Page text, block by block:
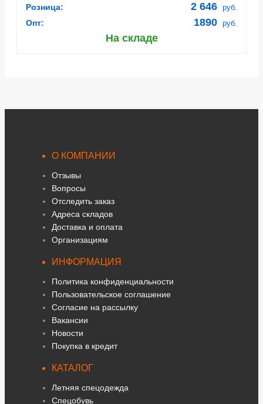
Розница: 2 646 руб.
Опт: 1890 руб.
На складе
О КОМПАНИИ
Отзывы
Вопросы
Отследить заказ
Адреса складов
Доставка и оплата
Организациям
ИНФОРМАЦИЯ
Политика конфиденциальности
Пользовательское соглашение
Согласие на рассылку
Вакансии
Новости
Покупка в кредит
КАТАЛОГ
Летняя спецодежда
Спецобувь